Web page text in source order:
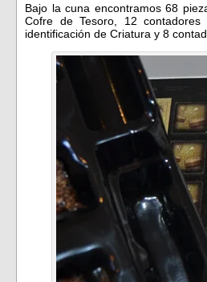
Bajo la cuna encontramos 68
Cofre de Tesoro, 12
identificación de Criatura y 8